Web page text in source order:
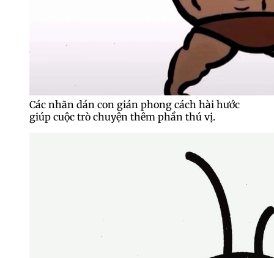
Các nhãn dán con gián phong cách hài hước
giúp cuộc trò chuyện thêm phần thú vị.